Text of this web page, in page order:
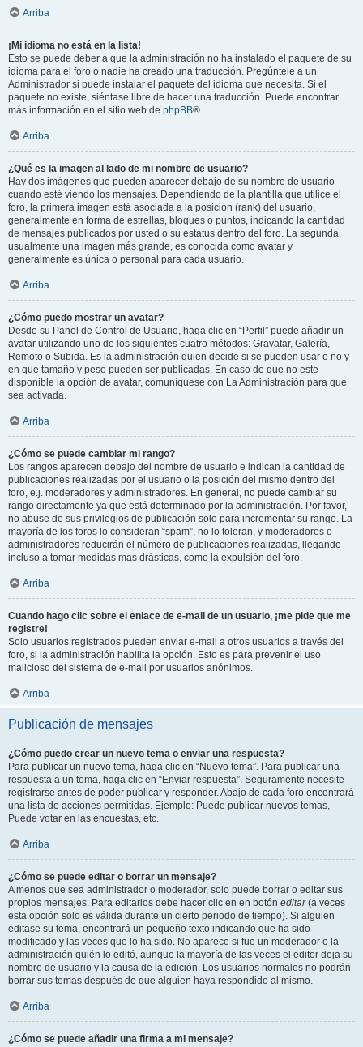
Arriba
¡Mi idioma no está en la lista!
Esto se puede deber a que la administración no ha instalado el paquete de su
idioma para el foro o nadie ha creado una traducción. Pregúntele a un
Administrador si puede instalar el paquete del idioma que necesita. Si el
paquete no existe, siéntase libre de hacer una traducción. Puede encontrar
más información en el sitio web de phpBB®
Arriba
¿Qué es la imagen al lado de mi nombre de usuario?
Hay dos imágenes que pueden aparecer debajo de su nombre de usuario
cuando esté viendo los mensajes. Dependiendo de la plantilla que utilice el
foro, la primera imagen está asociada a la posición (rank) del usuario,
generalmente en forma de estrellas, bloques o puntos, indicando la cantidad
de mensajes publicados por usted o su estatus dentro del foro. La segunda,
usualmente una imagen más grande, es conocida como avatar y
generalmente es única o personal para cada usuario.
Arriba
¿Cómo puedo mostrar un avatar?
Desde su Panel de Control de Usuario, haga clic en “Perfil” puede añadir un
avatar utilizando uno de los siguientes cuatro métodos: Gravatar, Galería,
Remoto o Subida. Es la administración quien decide si se pueden usar o no y
en que tamaño y peso pueden ser publicadas. En caso de que no este
disponible la opción de avatar, comuníquese con La Administración para que
sea activada.
Arriba
¿Cómo se puede cambiar mi rango?
Los rangos aparecen debajo del nombre de usuario e indican la cantidad de
publicaciones realizadas por el usuario o la posición del mismo dentro del
foro, e.j. moderadores y administradores. En general, no puede cambiar su
rango directamente ya que está determinado por la administración. Por favor,
no abuse de sus privilegios de publicación solo para incrementar su rango. La
mayoría de los foros lo consideran “spam”, no lo toleran, y moderadores o
administradores reducirán el número de publicaciones realizadas, llegando
incluso a tomar medidas mas drásticas, como la expulsión del foro.
Arriba
Cuando hago clic sobre el enlace de e-mail de un usuario, ¡me pide que me
registre!
Solo usuarios registrados pueden enviar e-mail a otros usuarios a través del
foro, si la administración habilita la opción. Esto es para prevenir el uso
malicioso del sistema de e-mail por usuarios anónimos.
Arriba
Publicación de mensajes
¿Cómo puedo crear un nuevo tema o enviar una respuesta?
Para publicar un nuevo tema, haga clic en “Nuevo tema”. Para publicar una
respuesta a un tema, haga clic en “Enviar respuesta”. Seguramente necesite
registrarse antes de poder publicar y responder. Abajo de cada foro encontrará
una lista de acciones permitidas. Ejemplo: Puede publicar nuevos temas,
Puede votar en las encuestas, etc.
Arriba
¿Cómo se puede editar o borrar un mensaje?
A menos que sea administrador o moderador, solo puede borrar o editar sus
propios mensajes. Para editarlos debe hacer clic en en botón editar(a veces
esta opción solo es válida durante un cierto periodo de tiempo). Si alguien
editase su tema, encontrará un pequeño texto indicando que ha sido
modificado y las veces que lo ha sido. No aparece si fue un moderador o la
administración quién lo editó, aunque la mayoría de las veces el editor deja su
nombre de usuario y la causa de la edición. Los usuarios normales no podrán
borrar sus temas después de que alguien haya respondido al mismo.
Arriba
¿Cómo se puede añadir una firma a mi mensaje?